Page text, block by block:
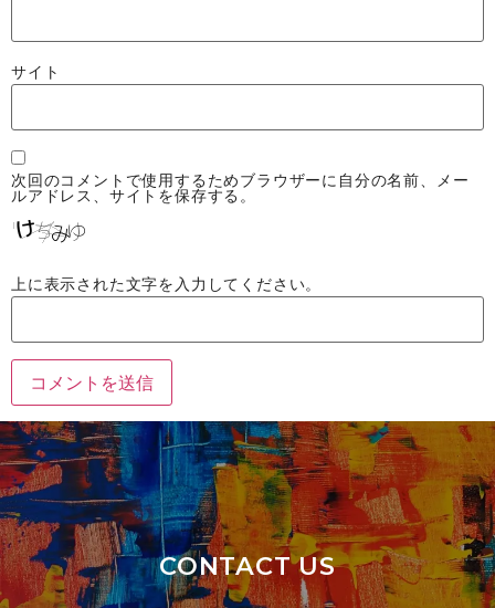
サイト
次回のコメントで使用するためブラウザーに自分の名前、メー
ルアドレス、サイトを保存する。
上に表示された文字を入力してください。
CONTACT US